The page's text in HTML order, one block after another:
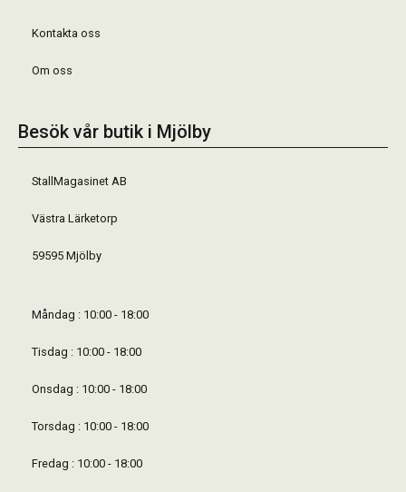
Kontakta oss
Om oss
Besök vår butik i Mjölby
StallMagasinet AB
Västra Lärketorp
59595 Mjölby
Måndag : 10:00 - 18:00
Tisdag : 10:00 - 18:00
Onsdag : 10:00 - 18:00
Torsdag : 10:00 - 18:00
Fredag : 10:00 - 18:00